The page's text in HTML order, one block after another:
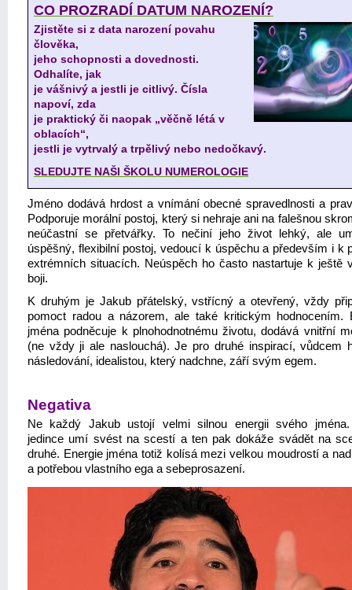
CO PROZRADÍ DATUM NAROZENÍ?
Zjistěte si z data narození povahu
člověka,
jeho schopnosti a dovednosti.
Odhalíte, jak
je vášnivý a jestli je citlivý. Čísla
napoví, zda
je praktický či naopak „věčně létá v
oblacích“,
jestli je vytrvalý a trpělivý nebo nedočkavý.
SLEDUJTE NAŠI ŠKOLU NUMEROLOGIE
Jméno dodává hrdost a vnímání obecné spravedlnosti a
Podporuje morální postoj, který si nehraje ani na falešnou
neúčastní se přetvářky. To nečiní jeho život lehký, ale
úspěšný, flexibilní postoj, vedoucí k úspěchu a především i k
extrémních situacích. Neúspěch ho často nastartuje k ještě
boji.
K druhým je Jakub přátelský, vstřícný a otevřený, vždy
pomoct radou a názorem, ale také kritickým hodnocením.
jména podněcuje k plnohodnotnému životu, dodává vnitřní
(ne vždy ji ale naslouchá). Je pro druhé inspirací, vůdcem
následování, idealistou, který nadchne, září svým egem.
Negativa
Ne každý Jakub ustojí velmi silnou energii svého
jedince umí svést na scestí a ten pak dokáže svádět na
druhé. Energie jména totiž kolísá mezi velkou moudrostí a
a potřebou vlastního ega a sebeprosazení.